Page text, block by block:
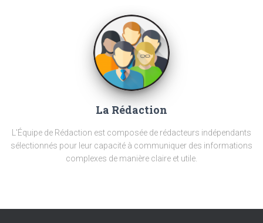
La Rédaction
L'Équipe de Rédaction est composée de rédacteurs indépendants
sélectionnés pour leur capacité à communiquer des informations
complexes de manière claire et utile.